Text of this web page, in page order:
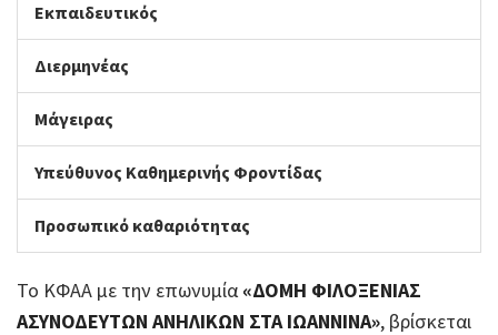
Εκπαιδευτικός
Διερμηνέας
Μάγειρας
Υπεύθυνος Καθημερινής Φροντίδας
Προσωπικό καθαριότητας
Το ΚΦΑΑ με την επωνυμία«ΔΟΜΗ ΦΙΛΟΞΕΝΙΑΣ
ΑΣΥΝΟΔΕΥΤΩΝ ΑΝΗΛΙΚΩΝ ΣΤΑ ΙΩΑΝΝΙΝΑ», βρίσκεται